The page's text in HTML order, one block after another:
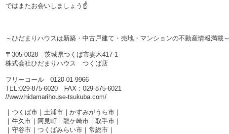
ではまたお会いしましょう☝
～ひだまりハウスは新築・中古戸建て・売地・マンションの不動産情報満載～
〒305-0028 茨城県つくば市妻木417-1
株式会社ひだまりハウス つくば店
フリーコール 0120-01-9966
TEL:029-875-6020 FAX：029-875-6021
//www.hidamarihouse-tsukuba.com/
｜つくば市｜土浦市｜かすみがうら市｜
｜牛久市｜阿見町｜龍ケ崎市｜取手市｜
｜守谷市｜つくばみらい市｜常総市｜